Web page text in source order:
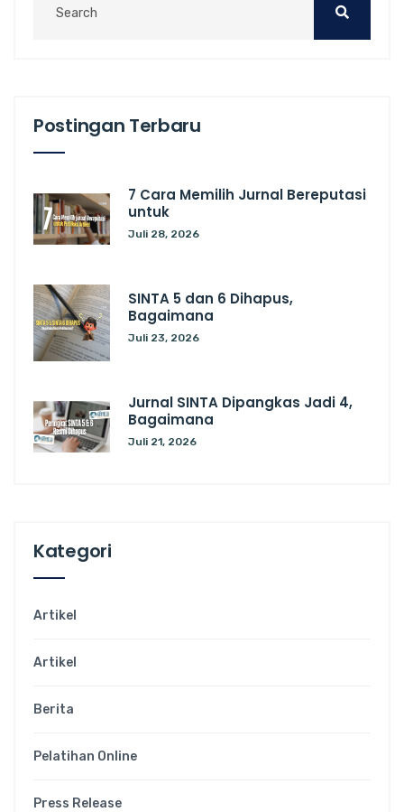
Postingan Terbaru
7 Cara Memilih Jurnal Bereputasi
untuk
Juli 28, 2026
SINTA 5 dan 6 Dihapus,
Bagaimana
Juli 23, 2026
Jurnal SINTA Dipangkas Jadi 4,
Bagaimana
Juli 21, 2026
Kategori
Artikel
Artikel
Berita
Pelatihan Online
Press Release